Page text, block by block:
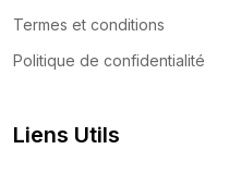
Termes et conditions
Politique de confidentialité
Liens Utils